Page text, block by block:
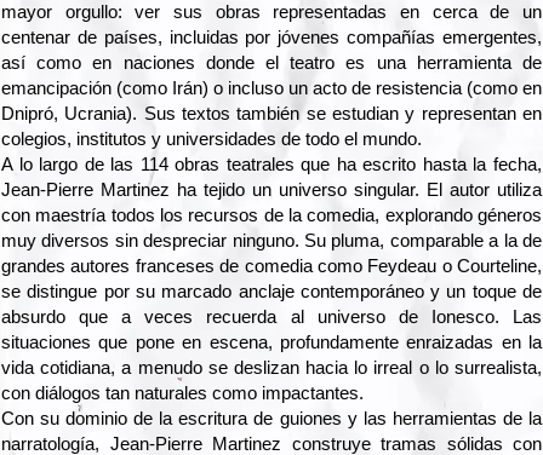
mayor orgullo: ver sus obras representadas en cerca de un
centenar de países, incluidas por jóvenes compañías emergentes,
así como en naciones donde el teatro es una herramienta de
emancipación (como Irán) o incluso un acto de resistencia (como en
Dnipró, Ucrania). Sus textos también se estudian y representan en
colegios, institutos y universidades de todo el mundo.
A lo largo de las 114 obras teatrales que ha escrito hasta la fecha,
Jean-Pierre Martinez ha tejido un universo singular. El autor utiliza
con maestría todos los recursos de la comedia, explorando géneros
muy diversos sin despreciar ninguno. Su pluma, comparable a la de
grandes autores franceses de comedia como Feydeau o Courteline,
se distingue por su marcado anclaje contemporáneo y un toque de
absurdo que a veces recuerda al universo de Ionesco. Las
situaciones que pone en escena, profundamente enraizadas en la
vida cotidiana, a menudo se deslizan hacia lo irreal o lo surrealista,
con diálogos tan naturales como impactantes.
Con su dominio de la escritura de guiones y las herramientas de la
narratología, Jean-Pierre Martinez construye tramas sólidas con